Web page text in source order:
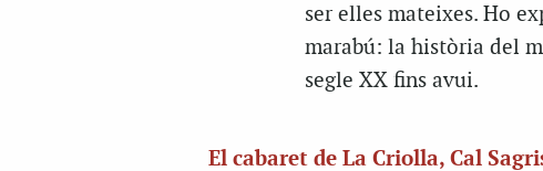
ser elles mateixes. Ho
marabú: la història del
segle XX fins avui.
El cabaret de La Criolla, Cal